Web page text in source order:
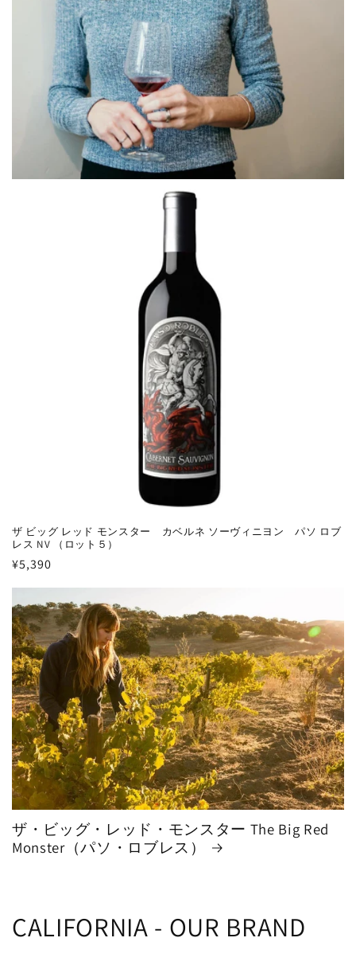
ザ ビッグ レッド モンスター カベルネ ソーヴィニヨン パソ ロブ
レス NV （ロット５）
通
常
価
格
¥5,390
ザ・ビッグ・レッド・モンスター The Big Red
Monster（パソ・ロブレス）
CALIFORNIA - OUR BRAND